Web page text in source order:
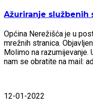
Ažuriranje službenih
Općina Nerežišća je u
mrežnih stranica.
Molimo na
nam se obratite na mail:
12-01-2022